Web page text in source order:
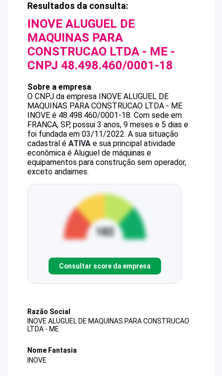
Resultados da consulta:
INOVE ALUGUEL DE
MAQUINAS PARA
CONSTRUCAO LTDA - ME -
CNPJ 48.498.460/0001-18
Sobre a empresa
O CNPJ da empresa INOVE ALUGUEL DE
MAQUINAS PARA CONSTRUCAO LTDA - ME
INOVE é 48.498.460/0001-18. Com sede em
FRANCA, SP, possui 3 anos, 9 meses e 5 dias e
foi fundada em 03/11/2022. A sua situação
cadastral é ATIVA e sua principal atividade
econômica é Aluguel de máquinas e
equipamentos para construção sem operador,
exceto andaimes.
Consultar score da empresa
Razão Social
INOVE ALUGUEL DE MAQUINAS PARA CONSTRUCAO
LTDA - ME
Nome Fantasia
INOVE